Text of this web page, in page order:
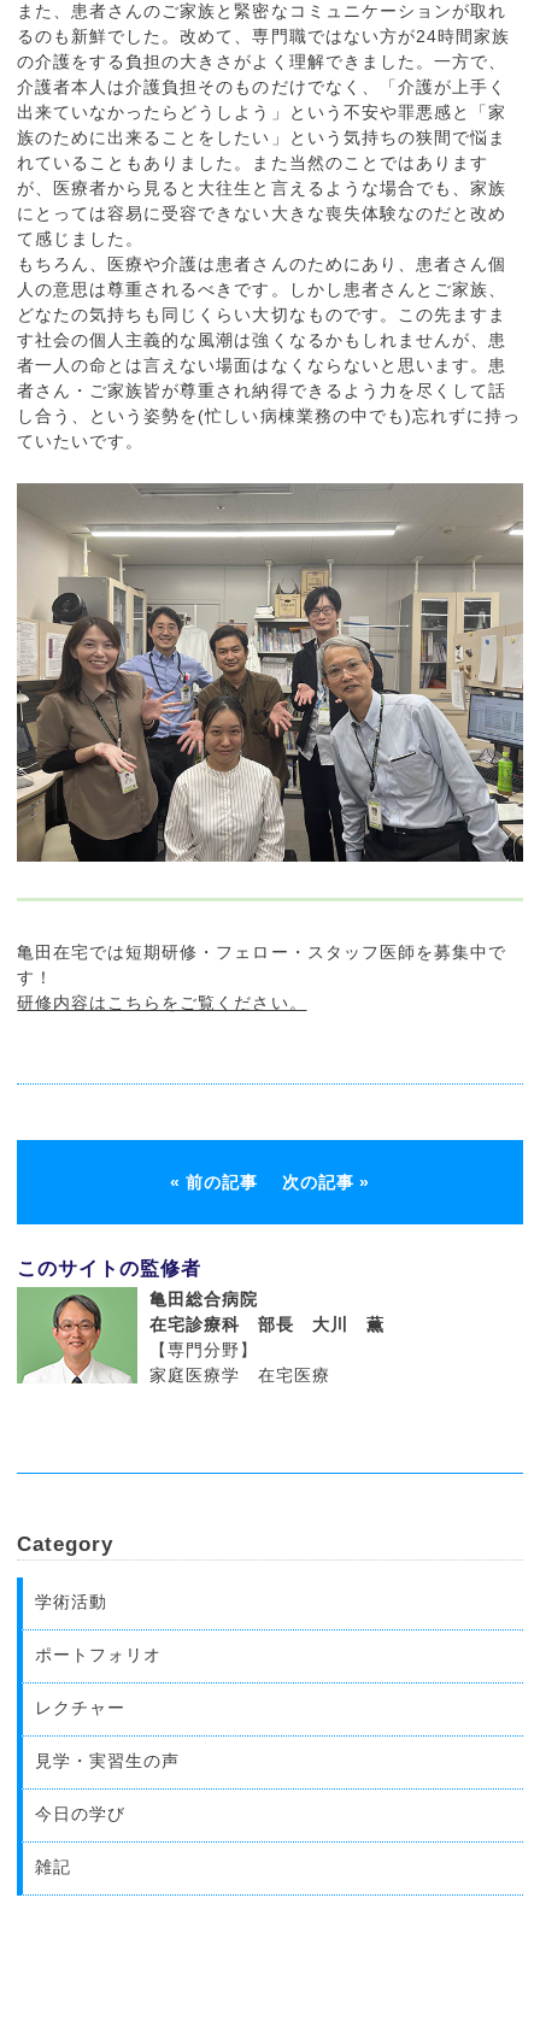
また、患者さんのご家族と緊密なコミュニケーションが取れ
るのも新鮮でした。改めて、専門職ではない方が24時間家族
の介護をする負担の大きさがよく理解できました。一方で、
介護者本人は介護負担そのものだけでなく、「介護が上手く
出来ていなかったらどうしよう」という不安や罪悪感と「家
族のために出来ることをしたい」という気持ちの狭間で悩ま
れていることもありました。また当然のことではあります
が、医療者から見ると大往生と言えるような場合でも、家族
にとっては容易に受容できない大きな喪失体験なのだと改め
て感じました。
もちろん、医療や介護は患者さんのためにあり、患者さん個
人の意思は尊重されるべきです。しかし患者さんとご家族、
どなたの気持ちも同じくらい大切なものです。この先ますま
す社会の個人主義的な風潮は強くなるかもしれませんが、患
者一人の命とは言えない場面はなくならないと思います。患
者さん・ご家族皆が尊重され納得できるよう力を尽くして話
し合う、という姿勢を(忙しい病棟業務の中でも)忘れずに持っ
ていたいです。
亀田在宅では短期研修・フェロー・スタッフ医師を募集中で
す！
研修内容はこちらをご覧ください。
前の記事 次の記事
このサイトの監修者
亀田総合病院
在宅診療科 部長 大川 薫
【専門分野】
家庭医療学 在宅医療
Category
学術活動
ポートフォリオ
レクチャー
見学・実習生の声
今日の学び
雑記